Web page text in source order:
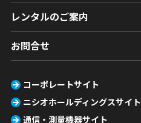
レンタルのご案内
お問合せ
コーポレートサイト
ニシオホールディングスサイト
通信・測量機器サイト